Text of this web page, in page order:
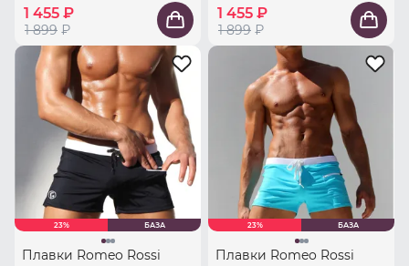
1 455 ₽
1 899 ₽
1 455 ₽
1 899 ₽
23% БАЗА
Плавки Romeo Rossi
23% БАЗА
Плавки Romeo Rossi